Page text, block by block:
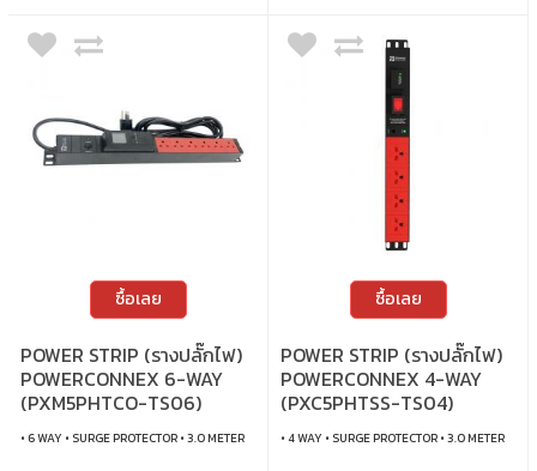
ซื้อเลย
POWER STRIP (รางปลั๊กไฟ)
POWERCONNEX 6-WAY
(PXM5PHTCO-TS06)
• 6 WAY • SURGE PROTECTOR • 3.0 METER
ซื้อเลย
POWER STRIP (รางปลั๊กไฟ)
POWERCONNEX 4-WAY
(PXC5PHTSS-TS04)
• 4 WAY • SURGE PROTECTOR • 3.0 METER